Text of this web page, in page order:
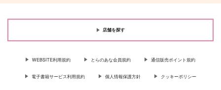
店舗を探す
WEBSITE利用規約 とらのあな会員規約 通信販売ポイント規約
電子書籍サービス利用規約 個人情報保護方針 クッキーポリシー